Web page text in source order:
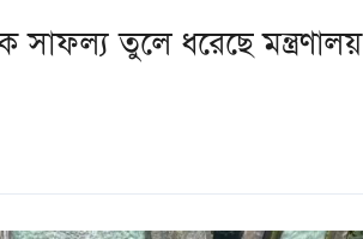
সাফল্য তুলে ধরেছে মন্ত্রণালয়